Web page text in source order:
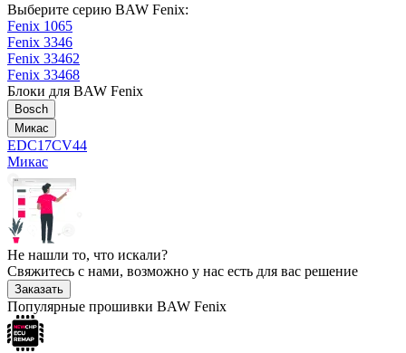
Выберите серию BAW Fenix:
Fenix 1065
Fenix 3346
Fenix 33462
Fenix 33468
Блоки для BAW Fenix
Bosch
Микас
EDC17CV44
Микас
Не нашли то, что искали?
Свяжитесь с нами, возможно у нас есть для вас решение
Заказать
Популярные прошивки BAW Fenix